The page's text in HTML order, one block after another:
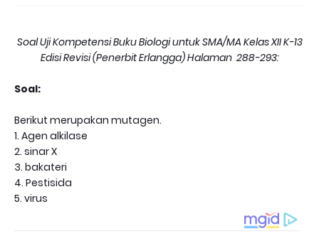
Soal Uji Kompetensi Buku Biologi untuk SMA/MA Kelas XII K-13
Edisi Revisi (Penerbit Erlangga) Halaman 288-293:
Soal:
Berikut merupakan mutagen.
1. Agen alkilase
2. sinar X
3. bakateri
4. Pestisida
5. virus